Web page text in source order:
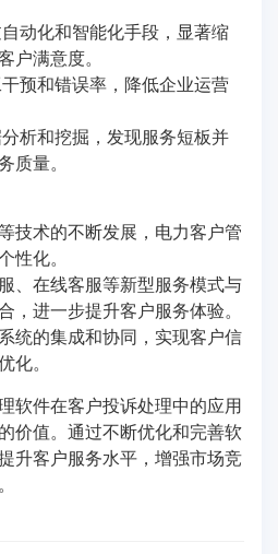
动化和智能化手段，显著缩
户满意度。
预和错误率，降低企业运营
析和挖掘，发现服务短板并
质量。
技术的不断发展，电力客户管
性化。
、在线客服等新型服务模式与
，进一步提升客户服务体验。
统的集成和协同，实现客户信
化。
软件在客户投诉处理中的应用
价值。通过不断优化和完善软
升客户服务水平，增强市场竞